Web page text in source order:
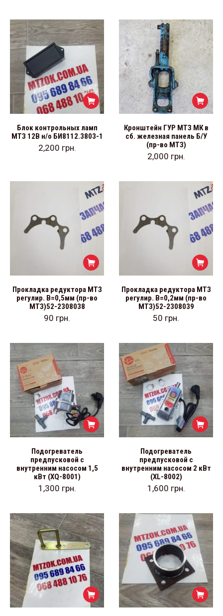
Блок контрольных ламп
МТЗ 12В н/о БИ8112.3803-1
2,200 грн.
Кронштейн ГУР МТЗ МК в
сб. железная панель Б/У
(пр-во МТЗ)
2,000 грн.
Прокладка редуктора МТЗ
регулир. В=0,5мм (пр-во
МТЗ)52-2308038
90 грн.
Прокладка редуктора МТЗ
регулир. В=0,2мм (пр-во
МТЗ)52-2308039
50 грн.
Подогреватель
предпусковой с
внутренним насосом 1,5
кВт (XQ-8001)
1,300 грн.
Подогреватель
предпусковой с
внутренним насосом 2 кВт
(XL-8002)
1,600 грн.